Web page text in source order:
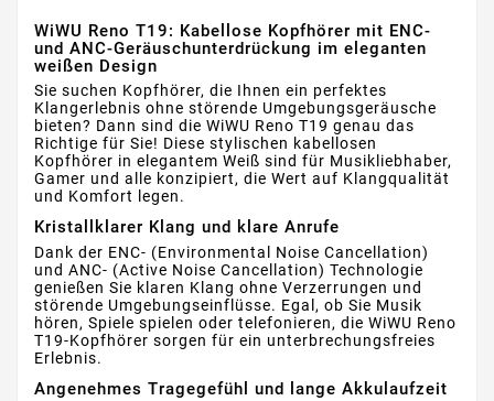
WiWU Reno T19: Kabellose Kopfhörer mit ENC-
und ANC-Geräuschunterdrückung im eleganten
weißen Design
Sie suchen Kopfhörer, die Ihnen ein perfektes
Klangerlebnis ohne störende Umgebungsgeräusche
bieten? Dann sind die WiWU Reno T19 genau das
Richtige für Sie! Diese stylischen kabellosen
Kopfhörer in elegantem Weiß sind für Musikliebhaber,
Gamer und alle konzipiert, die Wert auf Klangqualität
und Komfort legen.
Kristallklarer Klang und klare Anrufe
Dank der ENC- (Environmental Noise Cancellation)
und ANC- (Active Noise Cancellation) Technologie
genießen Sie klaren Klang ohne Verzerrungen und
störende Umgebungseinflüsse. Egal, ob Sie Musik
hören, Spiele spielen oder telefonieren, die WiWU Reno
T19-Kopfhörer sorgen für ein unterbrechungsfreies
Erlebnis.
Angenehmes Tragegefühl und lange Akkulaufzeit